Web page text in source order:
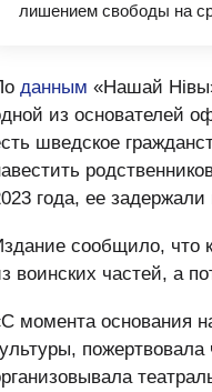
лишением свободы на
данным «Нашай
из основателей
шведское
года, ее
сообщило, что
воинских частей, а
момента основания